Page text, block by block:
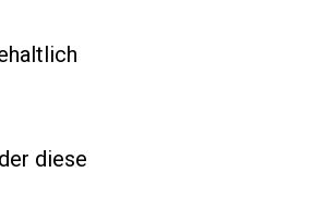
diese